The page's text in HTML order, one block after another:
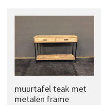
muurtafel teak met
metalen frame